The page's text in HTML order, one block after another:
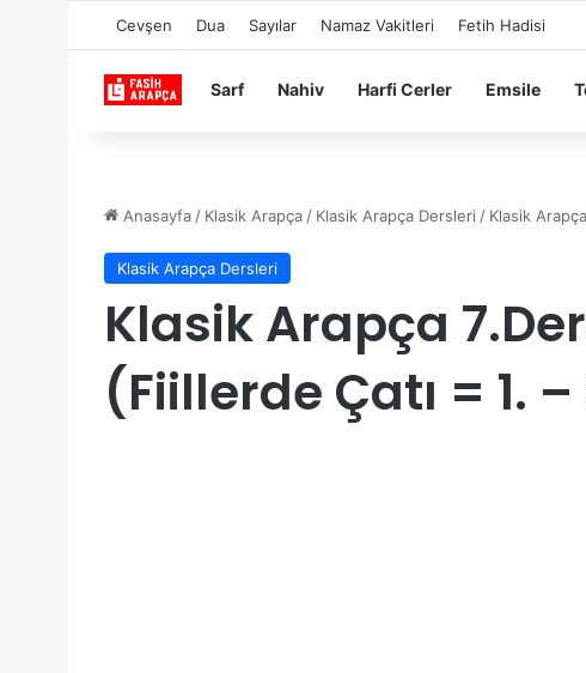
Cevşen Dua Sayılar Namaz Vakitleri Fetih Hadisi
Sarf Nahiv Harfi Cerler Emsile
Anasayfa / Klasik Arapça / Klasik Arapça Dersleri / Klasik
Klasik Arapça Dersleri
Klasik Arapça
(Fiillerde Çatı = 1.